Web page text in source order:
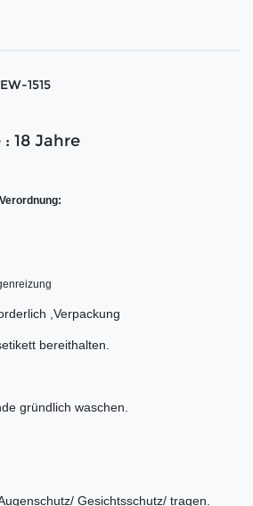
1515
18 Jahre
,Verpackung
bereithalten.
gründlich waschen.
Gesichtsschutz/ tragen.